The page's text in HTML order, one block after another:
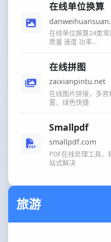
在线单位换算
在线单位换算24类
质量 速度 功率...
在线拼图
zaixianpintu.net
在线图片拼接，多
置，绿色快捷
Smallpdf
smallpdf.com
PDF在线处理工具
站式解决
旅游